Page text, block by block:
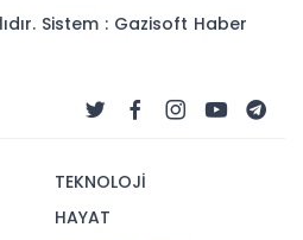
Sistem : Gazisoft Haber
TEKNOLOJİ
HAYAT